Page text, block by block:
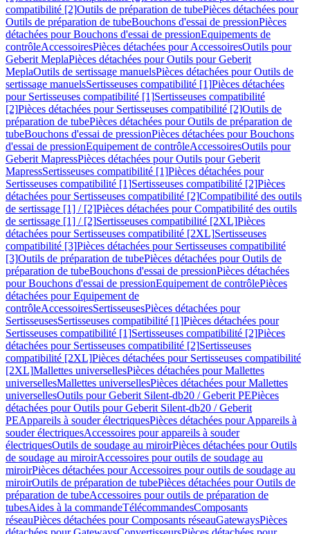
compatibilité [2]Outils de préparation de tubePièces détachées pour
Outils de préparation de tubeBouchons d'essai de pressionPièces
détachées pour Bouchons d'essai de pressionEquipements de
contrôleAccessoiresPièces détachées pour AccessoiresOutils pour
Geberit MeplaPièces détachées pour Outils pour Geberit
MeplaOutils de sertissage manuelsPièces détachées pour Outils de
sertissage manuelsSertisseuses compatibilité [1]Pièces détachées
pour Sertisseuses compatibilité [1]Sertisseuses compatibilité
[2]Pièces détachées pour Sertisseuses compatibilité [2]Outils de
préparation de tubePièces détachées pour Outils de préparation de
tubeBouchons d'essai de pressionPièces détachées pour Bouchons
d'essai de pressionEquipement de contrôleAccessoiresOutils pour
Geberit MapressPièces détachées pour Outils pour Geberit
MapressSertisseuses compatibilité [1]Pièces détachées pour
Sertisseuses compatibilité [1]Sertisseuses compatibilité [2]Pièces
détachées pour Sertisseuses compatibilité [2]Compatibilité des outils
de sertissage [1] / [2]Pièces détachées pour Compatibilité des outils
de sertissage [1] / [2]Sertisseuses compatibilité [2XL]Pièces
détachées pour Sertisseuses compatibilité [2XL]Sertisseuses
compatibilité [3]Pièces détachées pour Sertisseuses compatibilité
[3]Outils de préparation de tubePièces détachées pour Outils de
préparation de tubeBouchons d'essai de pressionPièces détachées
pour Bouchons d'essai de pressionEquipement de contrôlePièces
détachées pour Equipement de
contrôleAccessoiresSertisseusesPièces détachées pour
SertisseusesSertisseuses compatibilité [1]Pièces détachées pour
Sertisseuses compatibilité [1]Sertisseuses compatibilité [2]Pièces
détachées pour Sertisseuses compatibilité [2]Sertisseuses
compatibilité [2XL]Pièces détachées pour Sertisseuses compatibilité
[2XL]Mallettes universellesPièces détachées pour Mallettes
universellesMallettes universellesPièces détachées pour Mallettes
universellesOutils pour Geberit Silent-db20 / Geberit PEPièces
détachées pour Outils pour Geberit Silent-db20 / Geberit
PEAppareils à souder électriquesPièces détachées pour Appareils à
souder électriquesAccessoires pour appareils à souder
électriquesOutils de soudage au miroirPièces détachées pour Outils
de soudage au miroirAccessoires pour outils de soudage au
miroirPièces détachées pour Accessoires pour outils de soudage au
miroirOutils de préparation de tubePièces détachées pour Outils de
préparation de tubeAccessoires pour outils de préparation de
tubesAides à la commandeTélécommandesComposants
réseauPièces détachées pour Composants réseauGatewaysPièces